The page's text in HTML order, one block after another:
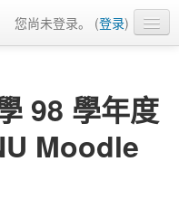
您尚未登录。 (登录)
98 學年度
Moodle